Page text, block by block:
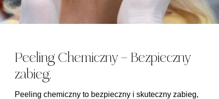
Peeling Chemiczny – Bezpieczny
zabieg.
Peeling chemiczny to bezpieczny i skuteczny zabieg,